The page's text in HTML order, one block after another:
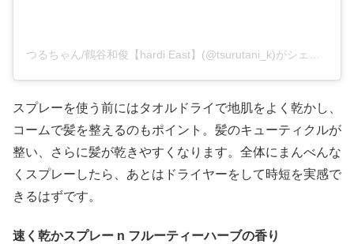
スプレーを使う前にはタオルドライで地肌をよく乾かし、
コームで髪を整えるのもポイント。髪のキューティクルが
整い、さらに髪が乾きやすくなります。全体にまんべんな
くスプレーしたら、あとはドライヤーをして時短を実感で
きるはずです。
速く乾かスプレー n フルーティーハーブの香り